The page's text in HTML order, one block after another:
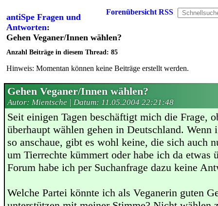
Forenübersicht RSS
antiSpe Fragen und
Antworten:
Gehen Veganer/Innen wählen?
Anzahl Beiträge in diesem Thread: 85
Hinweis: Momentan können keine Beiträge erstellt werden.
Gehen Veganer/Innen wählen?
Autor: Mientsche | Datum: 11.05.2004 22:21:48
Seit einigen Tagen beschäftigt mich die Frage,
überhaupt wählen gehen in Deutschland. Wenn
so anschaue, gibt es wohl keine, die sich auch
um Tierrechte kümmert oder habe ich da etwas
Forum habe ich per Suchanfrage dazu keine
Welche Partei könnte ich als Veganerin guten